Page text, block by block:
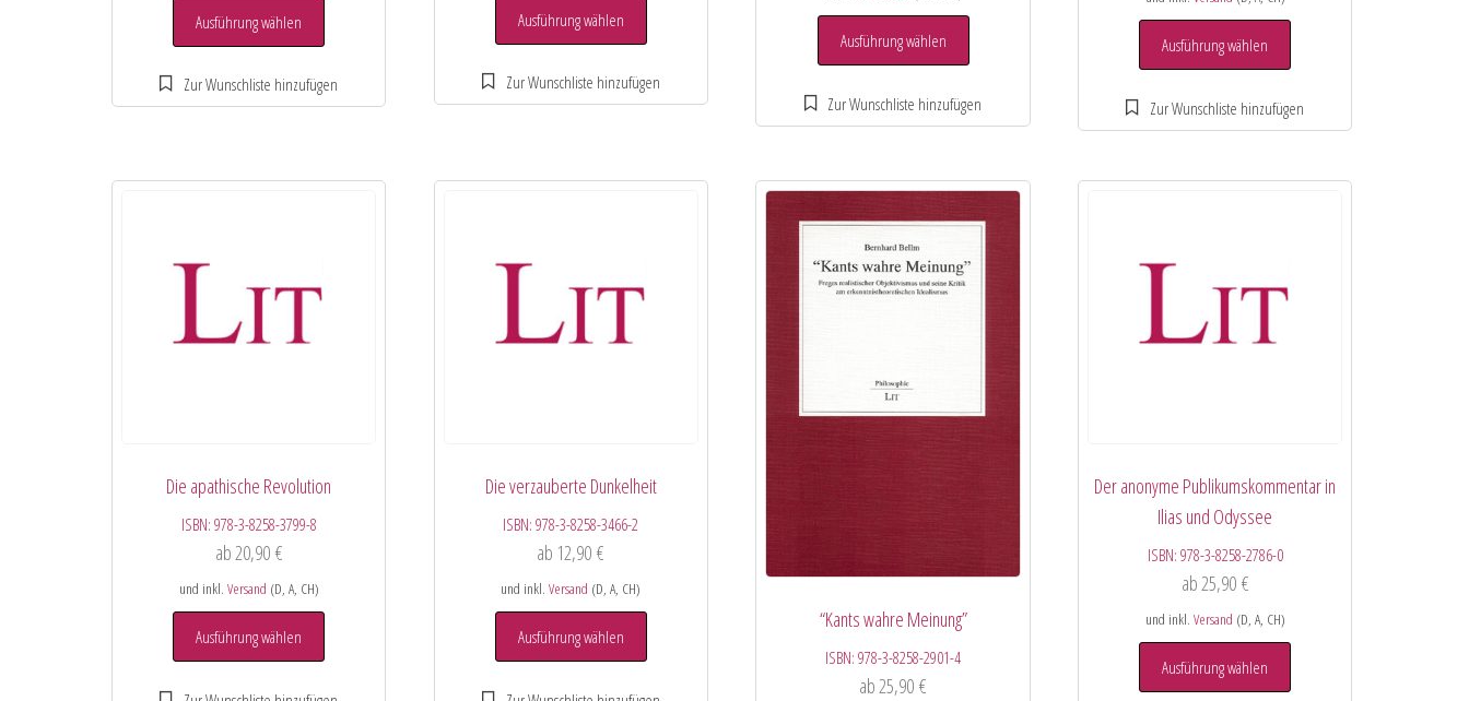
Ausführung wählen Ausführung wählen
Ausführung wählen Ausführung wählen
Die apathische Revolution
ISBN: 978-3-8258-3799-8
ab20,90 €
und inkl. Versand (D, A, CH)
Ausführung wählen
Die verzauberte Dunkelheit
ISBN:978-3-8258-3466-2
ab 12,90€
und inkl.Versand (D, A, CH)
Ausführung wählen
“Kants wahre Meinung”
ISBN:978-3-8258-2901-4
ab25,90€
Der anonyme Publikumskommentar in
Ilias und Odyssee
ISBN: 978-3-8258-2786-0
ab25,90 €
und inkl. Versand (D, A, CH)
Ausführung wählen